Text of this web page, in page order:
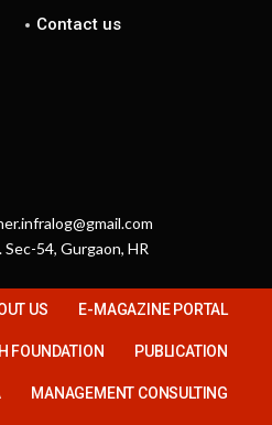
Contact us
54, Gurgaon, HR
US E-MAGAZINE PORTAL
FOUNDATION PUBLICATION
MANAGEMENT CONSULTING